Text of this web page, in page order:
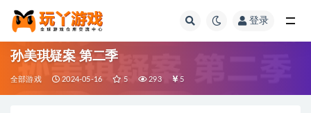
登录
孙美琪疑案 第二季
全部游戏 2024-05-16 5 293 5